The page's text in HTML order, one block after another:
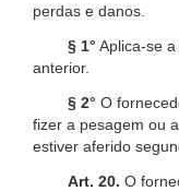
perdas e danos.
§ 1° Aplica-se
anterior.
§ 2° O
fizer a pesagem ou
estiver aferido
Art. 20. O